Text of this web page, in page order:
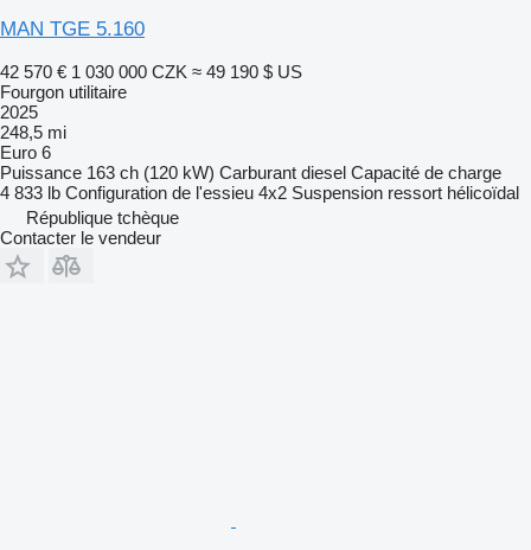
MAN TGE 5.160
42 570 € 1 030 000 CZK ≈ 49 190 $ US
Fourgon utilitaire
2025
248,5 mi
Euro 6
Puissance 163 ch (120 kW) Carburant diesel Capacité de charge
4 833 lb Configuration de l'essieu 4x2 Suspension ressort hélicoïdal
République tchèque
Contacter le vendeur